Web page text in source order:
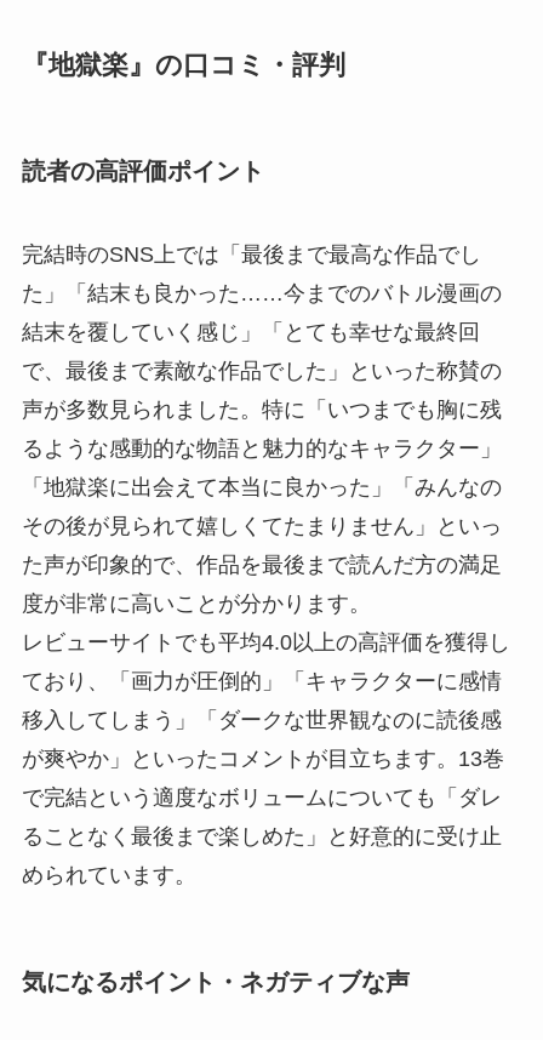
『地獄楽』の口コミ・評判
読者の高評価ポイント
完結時のSNS上では「最後まで最高な作品でし
た」「結末も良かった……今までのバトル漫画の
結末を覆していく感じ」「とても幸せな最終回
で、最後まで素敵な作品でした」といった称賛の
声が多数見られました。特に「いつまでも胸に残
るような感動的な物語と魅力的なキャラクター」
「地獄楽に出会えて本当に良かった」「みんなの
その後が見られて嬉しくてたまりません」といっ
た声が印象的で、作品を最後まで読んだ方の満足
度が非常に高いことが分かります。
レビューサイトでも平均4.0以上の高評価を獲得し
ており、「画力が圧倒的」「キャラクターに感情
移入してしまう」「ダークな世界観なのに読後感
が爽やか」といったコメントが目立ちます。13巻
で完結という適度なボリュームについても「ダレ
ることなく最後まで楽しめた」と好意的に受け止
められています。
気になるポイント・ネガティブな声